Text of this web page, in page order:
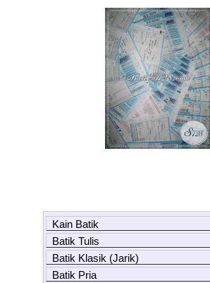
Kain Batik
Batik Tulis
Batik Klasik (Jarik)
Batik Pria